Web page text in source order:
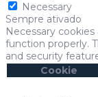
Necessary
Sempre ativado
Necessary
function properly.
and security
Cookie